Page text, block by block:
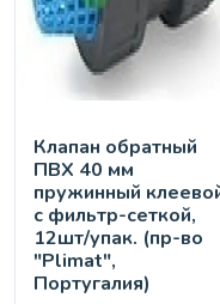
Клапан обратный
ПВХ 40 мм
пружинный
с фильтр-сеткой,
12шт/упак. (пр-во
"Plimat",
Португалия)